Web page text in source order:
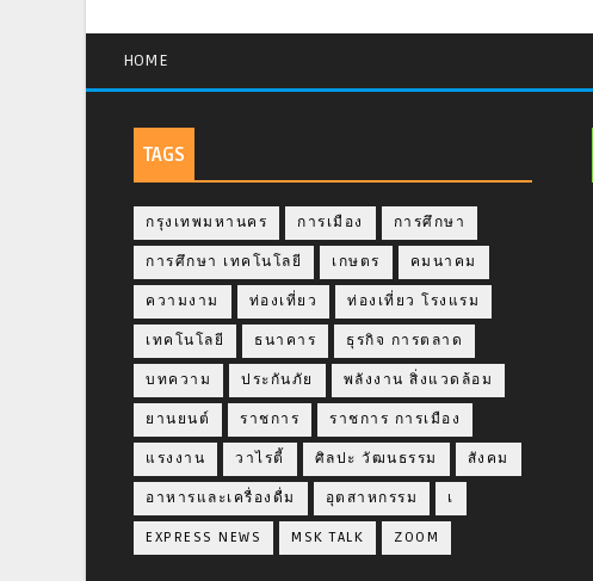
HOME
TAGS
กรุงเทพมหานคร การเมือง การศึกษา
การศึกษา เทคโนโลยี เกษตร คมนาคม
ความงาม ท่องเที่ยว ท่องเที่ยว โรงแรม
เทคโนโลยี ธนาคาร ธุรกิจ การตลาด
บทความ ประกันภัย พลังงาน สิ่งแวดล้อม
ยานยนต์ ราชการ ราชการ การเมือง
แรงงาน วาไรตี้ ศิลปะ วัฒนธรรม สังคม
อาหารและเครื่องดื่ม อุตสาหกรรม เ
EXPRESS NEWS MSK TALK ZOOM